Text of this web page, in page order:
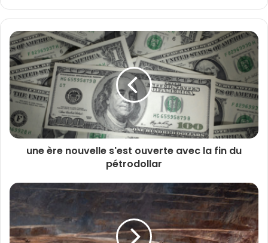
une ère nouvelle s'est ouverte avec la fin du
pétrodollar